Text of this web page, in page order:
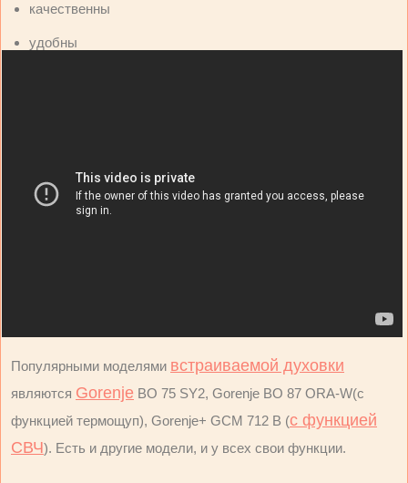
качественны
удобны
Популярными моделями встраиваемой духовки
являются Gorenje BO 75 SY2, Gorenje BO 87 ORA-W(с
функцией термощуп), Gorenje+ GCM 712 B (с функцией
СВЧ). Есть и другие модели, и у всех свои функции.